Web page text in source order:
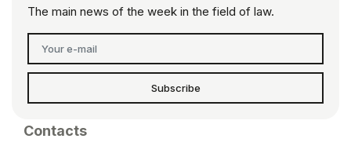
The main news of the week in the field of law.
Subscribe
Contacts